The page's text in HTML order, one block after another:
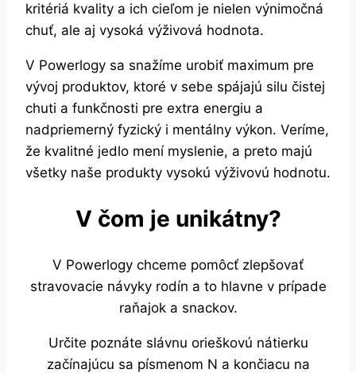
kritériá kvality a ich cieľom je nielen výnimočná
chuť, ale aj vysoká výživová hodnota.
V Powerlogy sa snažíme urobiť maximum pre
vývoj produktov, ktoré v sebe spájajú silu čistej
chuti a funkčnosti pre extra energiu a
nadpriemerný fyzický i mentálny výkon. Veríme,
že kvalitné jedlo mení myslenie, a preto majú
všetky naše produkty vysokú výživovú hodnotu.
V čom je unikátny?
V Powerlogy chceme pomôcť zlepšovať
stravovacie návyky rodín a to hlavne v prípade
raňajok a snackov.
Určite poznáte slávnu orieškovú nátierku
začínajúcu sa písmenom N a končiacu na